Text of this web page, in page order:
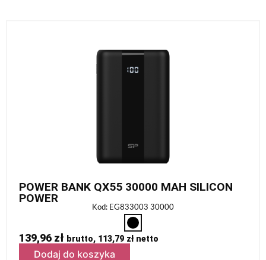
POWER BANK QX55 30000 MAH SILICON
POWER
Kod: EG833003 30000
139,96 zł brutto, 113,79 złnetto
Dodaj do koszyka